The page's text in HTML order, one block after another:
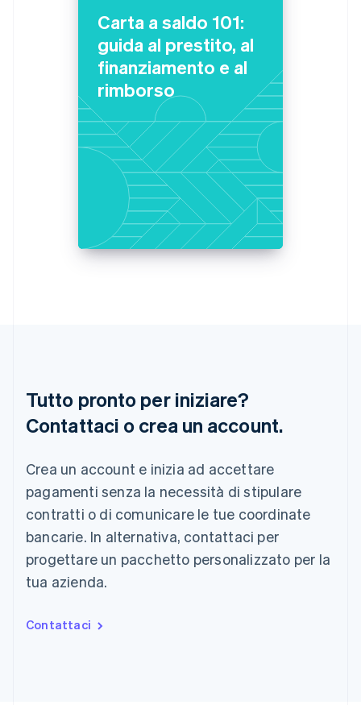
Carta a saldo 101:
guida al prestito, al
finanziamento e al
rimborso
Tutto pronto per iniziare?
Contattaci o crea un account.
Crea un account e inizia ad accettare
pagamenti senza la necessità di stipulare
contratti o di comunicare le tue coordinate
bancarie. In alternativa, contattaci per
progettare un pacchetto personalizzato per la
tua azienda.
Contattaci
Lussemburgo
DeutschEnglish
Malaysia
English简体中文
Malta
Nuova Zelanda
Paesi Bassi
English
Repubblica Ceca
English
English
Singapore
Slovacchia
English
Slovenia
EnglishItaliano
Spagna
English Español